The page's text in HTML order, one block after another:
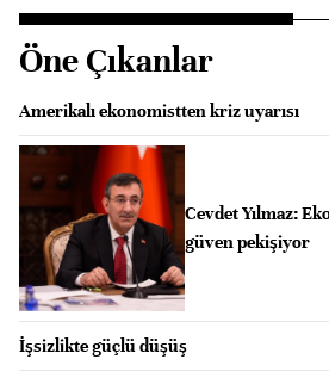
Öne Çıkanlar
Amerikalı ekonomistten kriz uyarısı
Cevdet Yılmaz:
güven pekişiyor
İşsizlikte güçlü düşüş